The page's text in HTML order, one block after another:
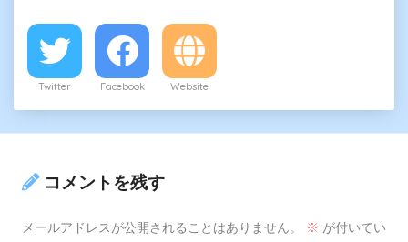
Twitter Facebook Website
コメントを残す
メールアドレスが公開されることはありません。 ※ が付いてい